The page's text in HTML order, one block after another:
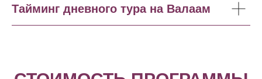
Тайминг дневного тура на Валаам